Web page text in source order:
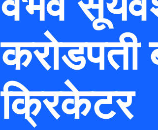
करोडपती
क्रिकेटर